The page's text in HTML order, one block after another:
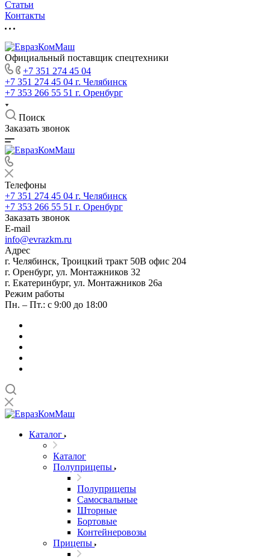
Статьи
Контакты
Официальный поставщик спецтехники
+7 351 274 45 04
+7 351 274 45 04 г. Челябинск
+7 353 266 55 51 г. Оренбург
Поиск
Заказать звонок
Телефоны
+7 351 274 45 04 г. Челябинск
+7 353 266 55 51 г. Оренбург
Заказать звонок
E-mail
info@evrazkm.ru
Адрес
г. Челябинск, Троицкий тракт 50В офис 204
г. Оренбург, ул. Монтажников 32
г. Екатеринбург, ул. Монтажников 26а
Режим работы
Пн. – Пт.: с 9:00 до 18:00
Каталог
Каталог
Полуприцепы
Полуприцепы
Самосвальные
Шторные
Бортовые
Контейнеровозы
Прицепы